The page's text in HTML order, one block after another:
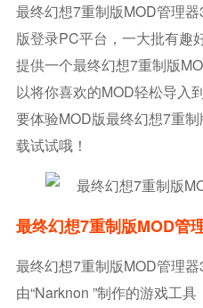
最终幻想7重制版MOD管理
版登录PC平台，一大批有趣
提供一个最终幻想7重制版
以将你喜欢的MOD轻松导入
要体验MOD版最终幻想7重
载试试哦！
最终幻想7重制版MOD管
最终幻想7重制版MOD管理
由“Narknon ”制作的游戏工